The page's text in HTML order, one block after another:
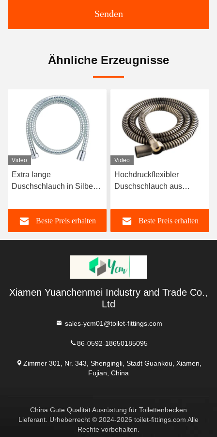
Senden
Ähnliche Erzeugnisse
Video
Extra lange
Duschschlauch in Silber-
Innenrohr für moderne
BadezimmerBeste Preis erhalten
Video
Hochdruckflexibler
Duschschlauch aus
für Badezimmer und Bidet
Beste Preis erhalten
Xiamen Yuanchenmei Industry and Trade Co.,
Ltd
sales-ycm01@toilet-fittings.com
86-0592-18650185095
Zimmer 301, Nr. 343, Shengingli, Stadt Guankou, Xiamen,
Fujian, China
China Gute Qualität Ausrüstung für Toilettenbecken
Lieferant. Urheberrecht © 2024-2026 toilet-fittings.com Alle
Rechte vorbehalten.